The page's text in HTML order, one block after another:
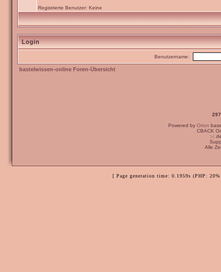
Registrierte Benutzer: Keine
Login
Benutzername:
bastelwissen-online Foren-Übersicht
Powered by Orion
CBACK
:-:
Alle
[ Page generation time: 0.1959s (PHP: